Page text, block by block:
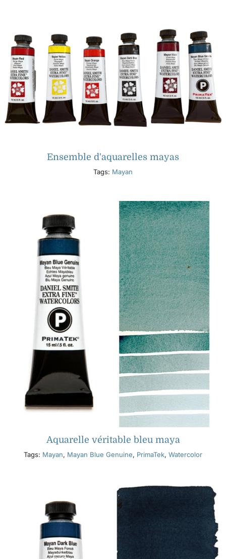
Événements
Blog
Ressources
Trouver un détaillant
S'abonner
Ensemble d'aquarelles mayas
Tags: Mayan
Aquarelle véritable bleu maya
Tags: Mayan, Mayan Blue Genuine, PrimaTek, Watercolor